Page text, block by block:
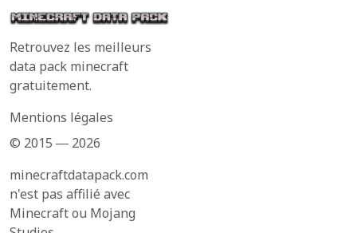
Retrouvez les meilleurs
data pack minecraft
gratuitement.
Mentions légales
© 2015 ― 2026
minecraftdatapack.com
n'est pas affilié avec
Minecraft ou Mojang